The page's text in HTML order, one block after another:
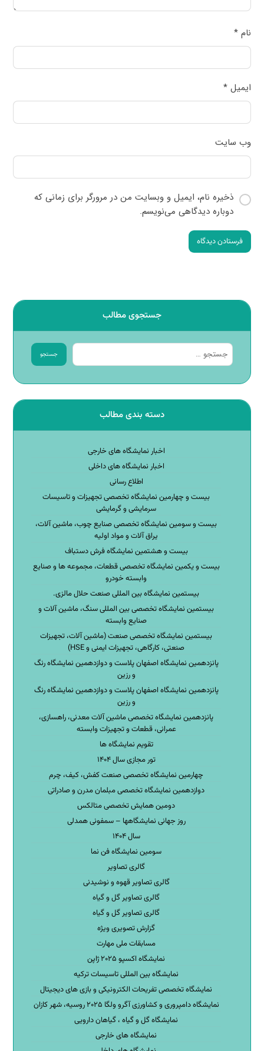
نام*
ایمیل*
وب‌ سایت
ذخیره نام، ایمیل و وبسایت من در مرورگر برای زمانی که
دوباره دیدگاهی می‌نویسم.
فرستادن دیدگاه
جستجوی مطالب
جستجو
دسته بندی مطالب
اخبار نمایشگاه های خارجی
اخبار نمایشگاه های داخلی
اطلاع رسانی
بیست و چهارمین نمایشگاه تخصصی تجهیزات و تاسیسات
سرمایشی و گرمایشی
بیست و سومین نمایشگاه تخصصی صنایع چوب، ماشین آلات،
یراق آلات و مواد اولیه
بیست و هشتمین نمایشگاه فرش دستباف
بیست و یکمین نمایشگاه تخصصی قطعات، مجموعه ها و صنایع
وابسته خودرو
بیستمین نمایشگاه بین المللی صنعت حلال مالزی.
بیستمین نمایشگاه تخصصی بین المللی سنگ، ماشین آلات و
صنایع وابسته
بیستمین نمایشگاه تخصصی صنعت (ماشین آلات، تجهیزات
صنعتی، کارگاهی، تجهیزات ایمنی و HSE)
پانزدهمین نمایشگاه اصفهان پلاست و دوازدهمین نمایشگاه رنگ
و رزین
پانزدهمین نمایشگاه اصفهان پلاست و دوازدهمین نمایشگاه رنگ
و رزین
پانزدهمین نمایشگاه تخصصی ماشین آلات معدنی، راهسازی،
عمرانی، قطعات و تجهیزات وابسته
تقویم نمایشگاه ها
تور مجازی سال ۱۴۰۴
چهارمین نمایشگاه تخصصی صنعت کفش، کیف، چرم
دوازدهمین نمایشگاه تخصصی مبلمان مدرن و صادراتی
دومین همایش تخصصی متالکس
روز جهانی نمایشگاهها – سمفونی همدلی
سال ۱۴۰۴
سومین نمایشگاه فن نما
گالری تصاویر
گالری تصاویر قهوه و نوشیدنی
گالری تصاویر گل و گیاه
گالری تصاویر گل و گیاه
گزارش تصویری ویژه
مسابقات ملی مهارت
نمایشگاه اکسپو ۲۰۲۵ ژاپن
نمایشگاه بین المللی تاسیسات ترکیه
نمایشگاه تخصصی تفریحات الکترونیکی و بازی های دیجیتال
نمایشگاه دامپروری و کشاورزی آگرو ولگا ۲۰۲۵ روسیه، شهر کازان
نمایشگاه گل و گیاه ، گیاهان دارویی
نمایشگاه های خارجی